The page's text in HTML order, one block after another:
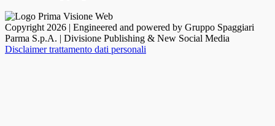
Copyright 2026 | Engineered and powered by Gruppo Spaggiari
Parma S.p.A. | Divisione Publishing & New Social Media
Disclaimer trattamento dati personali